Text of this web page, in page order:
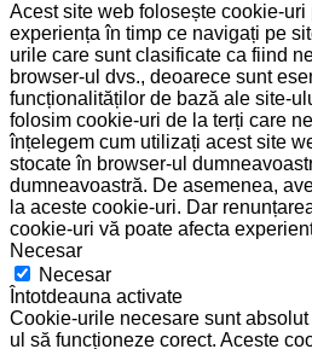
Acest site web folosește cookie-uri
experiența în timp ce navigați pe
urile care sunt clasificate ca fiind
browser-ul dvs., deoarece sunt
funcționalităților de bază ale site-
folosim cookie-uri de la terți care
înțelegem cum utilizați acest site
stocate în browser-ul
dumneavoastră. De asemenea,
la aceste cookie-uri. Dar
cookie-uri vă poate afecta
Necesar
Necesar
Întotdeauna activate
Cookie-urile necesare sunt
ul să funcționeze corect. Aceste